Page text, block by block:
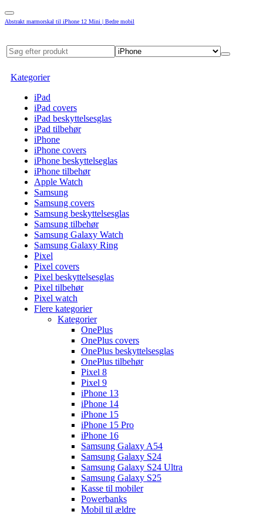
Abstrakt marmorskal til iPhone 12 Mini | Bedre mobil
Kategorier
iPad
iPad covers
iPad beskyttelsesglas
iPad tilbehør
iPhone
iPhone covers
iPhone beskyttelseglas
iPhone tilbehør
Apple Watch
Samsung
Samsung covers
Samsung beskyttelsesglas
Samsung tilbehør
Samsung Galaxy Watch
Samsung Galaxy Ring
Pixel
Pixel covers
Pixel beskyttelsesglas
Pixel tilbehør
Pixel watch
Flere kategorier
Kategorier
OnePlus
OnePlus covers
OnePlus beskyttelsesglas
OnePlus tilbehør
Pixel 8
Pixel 9
iPhone 13
iPhone 14
iPhone 15
iPhone 15 Pro
iPhone 16
Samsung Galaxy A54
Samsung Galaxy S24
Samsung Galaxy S24 Ultra
Samsung Galaxy S25
Kasse til mobiler
Powerbanks
Mobil til ældre